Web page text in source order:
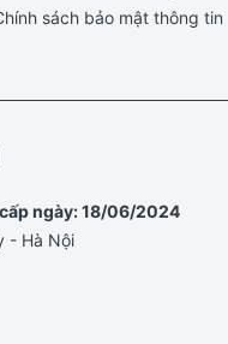
sách bảo mật thông tin
cấp ngày: 18/06/2024
- Hà Nội